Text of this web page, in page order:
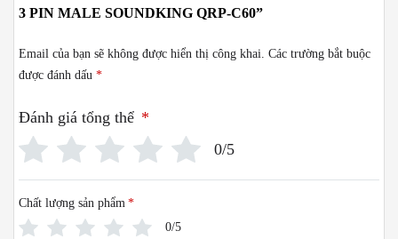
3 PIN MALE SOUNDKING QRP-C60”
Email của bạn sẽ không được hiển thị công khai. Các trường bắt buộc
được đánh dấu *
Đánh giá tổng thể *
0/5
Chất lượng sản phẩm *
0/5